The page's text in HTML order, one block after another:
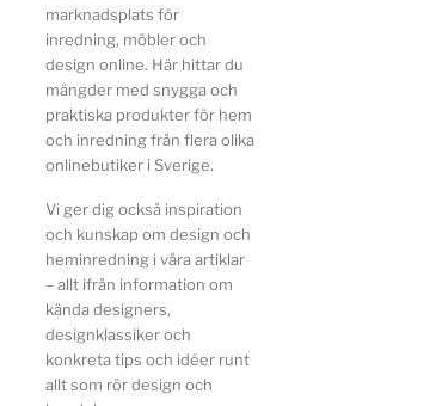
marknadsplats för
inredning, möbler och
design online. Här hittar du
mängder med snygga och
praktiska produkter för hem
och inredning från flera olika
onlinebutiker i Sverige.
Vi ger dig också inspiration
och kunskap om design och
heminredning i våra artiklar
– allt ifrån information om
kända designers,
designklassiker och
konkreta tips och idéer runt
allt som rör design och